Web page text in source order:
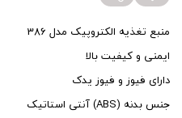
منبع تغذیه الکتروپیک مدل 386
ایمنی و کیفیت بالا
دارای فیوز و فیوز یدک
جنس بدنه (ABS) آنتی استاتیک